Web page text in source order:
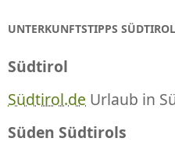
UNTERKUNFTSTIPPS SÜDTIROL
Südtirol
Südtirol.de Urlaub in
Süden Südtirols